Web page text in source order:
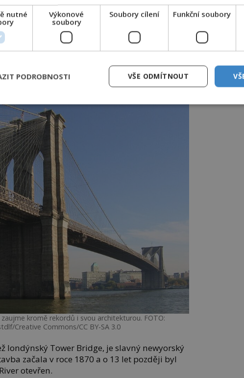
před zdviženým mostem v koloně 20 minut
americký prezident Bill Clinton.
rekordman
York, USA
kromě rekordů i svou architekturou. FOTO:
Creative Commons/CC BY-SA 3.0
londýnský Tower Bridge, je slavný newyorský
začala v roce 1870 a o 13 let později byl
otevřen.
nutné
Výkonové
soubory
Soubory cílení Funkční soubory
VŠE ODMÍTNOUT
PODROBNOSTI